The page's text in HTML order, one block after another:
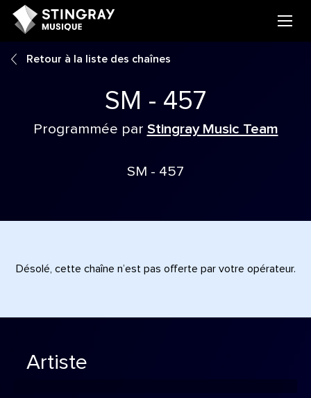
Retour à la liste des chaînes
SM - 457
Programmée par Stingray Music Team
SM - 457
Désolé, cette chaîne n’est pas offerte par votre opérateur.
Artiste